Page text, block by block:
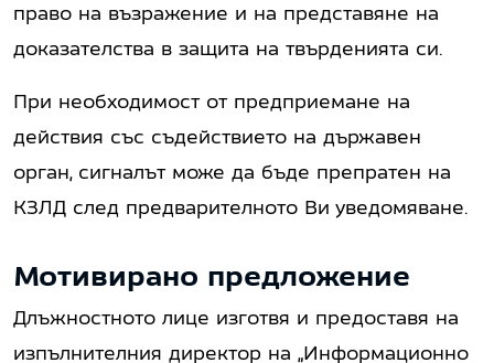
право на възражение и на представяне на
доказателства в защита на твърденията си.
При необходимост от предприемане на
действия със съдействието на държавен
орган, сигналът може да бъде препратен на
КЗЛД след предварителното Ви уведомяване.
Мотивирано предложение
Длъжностното лице изготвя и предоставя на
изпълнителния директор на „Информационно